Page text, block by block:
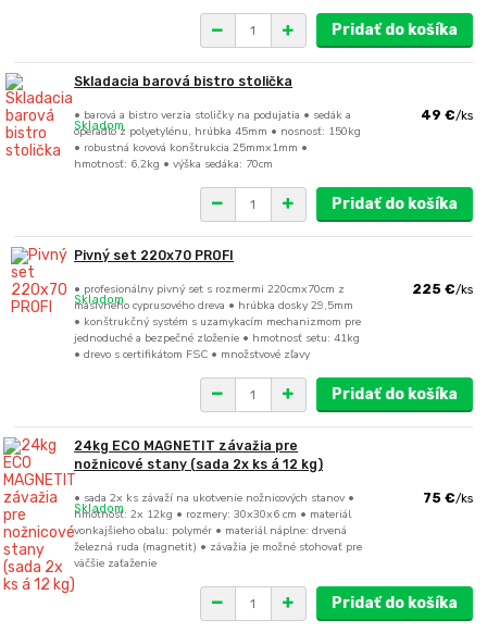
Pridať do košíka
Skladacia barová bistro stolička
• barová a bistro verzia stoličky na podujatia • sedák a
operadlo z polyetylénu, hrúbka 45mm • nosnosť: 150kg
• robustná kovová konštrukcia 25mmx1mm •
hmotnosť: 6,2kg • výška sedáka: 70cm
49 €/ks
Skladom
Pridať do košíka
Pivný set 220x70 PROFI
• profesionálny pivný set s rozmermi 220cmx70cm z
masívneho cyprusového dreva • hrúbka dosky 29,5mm
• konštrukčný systém s uzamykacím mechanizmom pre
jednoduché a bezpečné zloženie • hmotnosť setu: 41kg
• drevo s certifikátom FSC • množstvové zľavy
225 €/ks
Skladom
Pridať do košíka
24kg ECO MAGNETIT závažia pre
nožnicové stany (sada 2x ks á 12 kg)
• sada 2x ks závaží na ukotvenie nožnicových stanov •
hmotnosť: 2x 12kg • rozmery: 30x30x6 cm • materiál
vonkajšieho obalu: polymér • materiál náplne: drvená
železná ruda (magnetit) • závažia je možné stohovať pre
väčšie zaťaženie
75 €/ks
Skladom
Pridať do košíka